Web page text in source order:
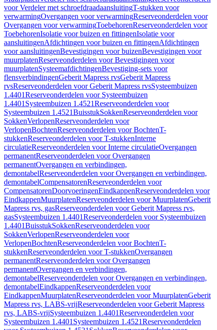
voor Verdeler met schroefdraadaansluitingT-stukken voor
verwarmingOvergangen voor verwarmingReserveonderdelen voor
Overgangen voor verwarmingToebehorenReserveonderdelen voor
ToebehorenIsolatie voor buizen en fittingenIsolatie voor
aansluitingenAfdichtingen voor buizen en fittingenAfdichtingen
voor aansluitingenBevestigingen voor buizenBevestigingen voor
muurplatenReserveonderdelen voor Bevestigingen voor
muurplatenSysteemafdichtingenBevestiging-sets voor
flensverbindingenGeberit Mapress rvsGeberit Mapress
rvsReserveonderdelen voor Geberit Mapress rvsSysteembuizen
1.4401Reserveonderdelen voor Systeembuizen
1.4401 Systeembuizen 1.4521Reserveonderdelen voor
Systeembuizen 1.4521BuisstukSokkenReserveonderdelen voor
SokkenVerlopenReserveonderdelen voor
VerlopenBochtenReserveonderdelen voor BochtenT-
stukkenReserveonderdelen voor T-stukkenInterne
circulatieReserveonderdelen voor Interne circulatieOvergangen
permanentReserveonderdelen voor Overgangen
permanentOvergangen en verbindingen,
demontabelReserveonderdelen voor Overgangen en verbindingen,
demontabelCompensatorenReserveonderdelen voor
CompensatorenDoorvoeringenEindkappenReserveonderdelen voor
EindkappenMuurplatenReserveonderdelen voor MuurplatenGeberit
Mapress rvs, gasReserveonderdelen voor Geberit Mapress rvs,
gasSysteembuizen 1.4401Reserveonderdelen voor Systeembuizen
1.4401BuisstukSokkenReserveonderdelen voor
SokkenVerlopenReserveonderdelen voor
VerlopenBochtenReserveonderdelen voor BochtenT-
stukkenReserveonderdelen voor T-stukkenOvergangen
permanentReserveonderdelen voor Overgangen
permanentOvergangen en verbindingen,
demontabelReserveonderdelen voor Overgangen en verbindingen,
demontabelEindkappenReserveonderdelen voor
EindkappenMuurplatenReserveonderdelen voor MuurplatenGeberit
Mapress rvs, LABS-vrijReserveonderdelen voor Geberit Mapress
rvs, LABS-vrijSysteembuizen 1.4401Reserveonderdelen voor
Systeembuizen 1.4401 Systeembuizen 1.4521Reserveonderdelen